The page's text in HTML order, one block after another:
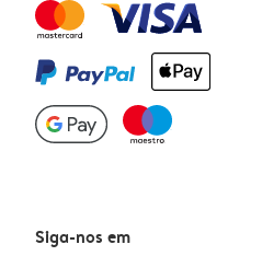
Siga-nos em